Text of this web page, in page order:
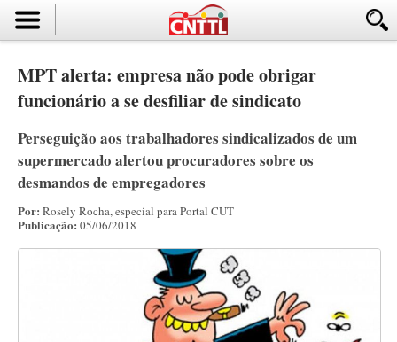
MPT alerta: empresa não pode obrigar
funcionário a se desfiliar de sindicato
Perseguição aos trabalhadores sindicalizados de um
supermercado alertou procuradores sobre os
desmandos de empregadores
Por: Rosely Rocha, especial para Portal CUT
Publicação: 05/06/2018